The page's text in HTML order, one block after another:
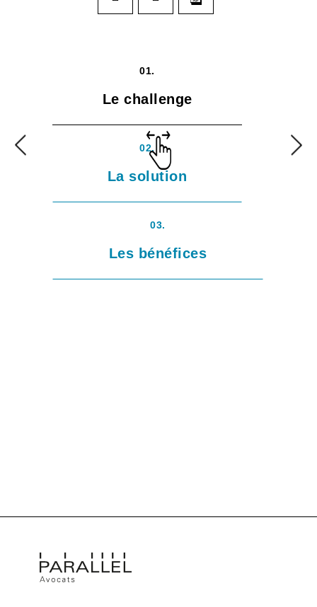
01.
Le challenge
02.
La solution
03.
Les bénéfices